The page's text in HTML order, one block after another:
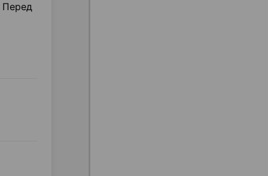
Перед